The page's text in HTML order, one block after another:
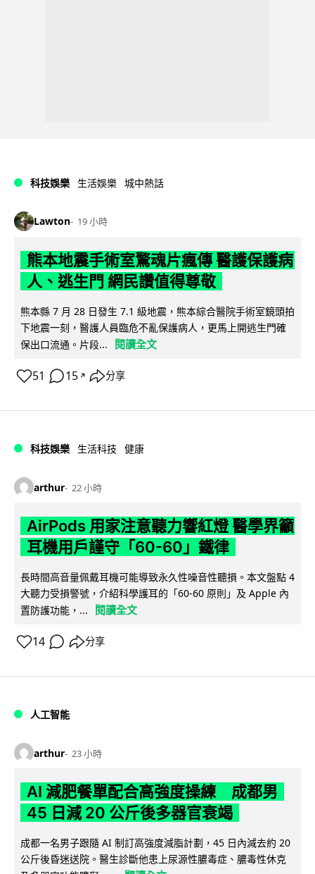
科技娛樂 生活娛樂 城中熱話
Lawton 19 小時
熊本地震手術室驚魂片瘋傳 醫護保護病
人、逃生門 網民讚值得尊敬
熊本縣 7 月 28 日發生 7.1 級地震，熊本綜合醫院手術室鏡頭拍
下地震一刻，醫護人員臨危不亂保護病人，更馬上開逃生門確
保出口流通。片段...
閱讀全文
51 15 ↗ 分享
科技娛樂 生活科技 健康
arthur 22 小時
AirPods 用家注意聽力響紅燈 醫學界籲
耳機用戶謹守「60-60」鐵律
長時間高音量佩戴耳機可能導致永久性噪音性聽損。本文盤點 4
大聽力受損警號，介紹科學護耳的「60-60 原則」及 Apple 內
置防護功能，...
閱讀全文
14 分享
人工智能
arthur 23 小時
AI 減肥餐單配合高強度操練 成都男
45 日減 20 公斤後多器官衰竭
成都一名男子跟隨 AI 制訂高強度減脂計劃，45 日內減去約 20
公斤後昏迷送院。醫生診斷他患上尿源性膿毒症、膿毒性休克